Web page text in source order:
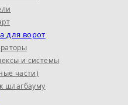
для ворот
и системы
части)
шлагбауму